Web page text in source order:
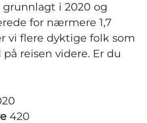
grunnlagt i 2020 og
for nærmere 1,7
vi flere dyktige folk som
reisen videre. Er du
420